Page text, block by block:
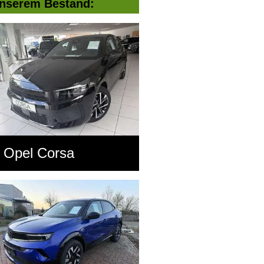
Bestand:
Opel Corsa